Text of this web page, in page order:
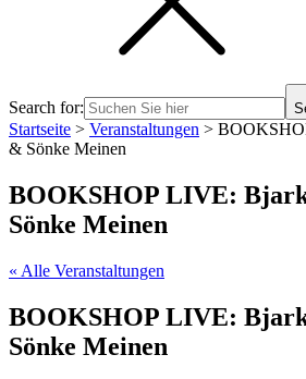
Search for:
Startseite > Veranstaltungen >
& Sönke Meinen
BOOKSHOP LIVE:
Sönke Meinen
« Alle Veranstaltungen
BOOKSHOP LIVE:
Sönke Meinen